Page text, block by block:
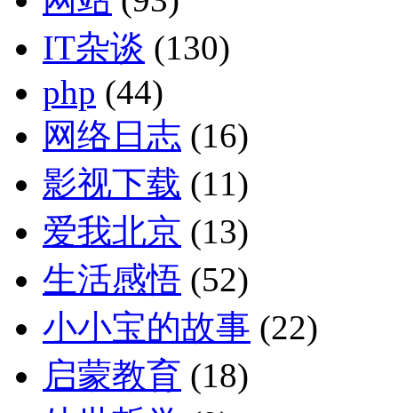
IT杂谈 (130)
php (44)
网络日志 (16)
影视下载 (11)
爱我北京 (13)
生活感悟 (52)
小小宝的故事 (22)
启蒙教育 (18)